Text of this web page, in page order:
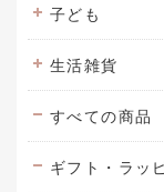
子ども
生活雑貨
すべての商品
ギフト・ラッ